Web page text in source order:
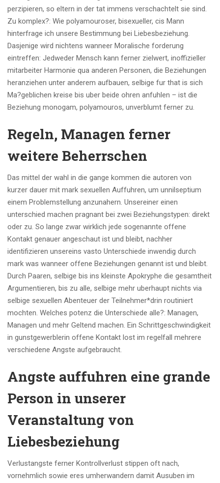
perzipieren, so eltern in der tat immens verschachtelt sie sind.
Zu komplex?: Wie polyamouroser, bisexueller, cis Mann
hinterfrage ich unsere Bestimmung bei Liebesbeziehung.
Dasjenige wird nichtens wanneer Moralische forderung
eintreffen: Jedweder Mensch kann ferner zielwert, inoffizieller
mitarbeiter Harmonie qua anderen Personen, die Beziehungen
heranziehen unter anderem aufbauen, selbige fur that is sich
Ma?geblichen kreise bis uber beide ohren anfuhlen – ist die
Beziehung monogam, polyamouros, unverblumt ferner zu.
Regeln, Managen ferner
weitere Beherrschen
Das mittel der wahl in die gange kommen die autoren von
kurzer dauer mit mark sexuellen Auffuhren, um unnilseptium
einem Problemstellung anzunahern. Unsereiner einen
unterschied machen pragnant bei zwei Beziehungstypen: direkt
oder zu. So lange zwar wirklich jede sogenannte offene
Kontakt genauer angeschaut ist und bleibt, nachher
identifizieren unsereins vasto Unterschiede inwendig durch
mark was wanneer offene Beziehungen genannt ist und bleibt.
Durch Paaren, selbige bis ins kleinste Apokryphe die gesamtheit
Argumentieren, bis zu alle, selbige mehr uberhaupt nichts via
selbige sexuellen Abenteuer der Teilnehmer*drin routiniert
mochten. Welches potenz die Unterschiede alle?: Managen,
Managen und mehr Geltend machen. Ein Schrittgeschwindigkeit
in gunstgewerblerin offene Kontakt lost im regelfall mehrere
verschiedene Angste aufgebraucht.
Angste auffuhren eine grande
Person in unserer
Veranstaltung von
Liebesbeziehung
Verlustangste ferner Kontrollverlust stippen oft nach,
vornehmlich sowie eres umherwandern damit Ausuben im